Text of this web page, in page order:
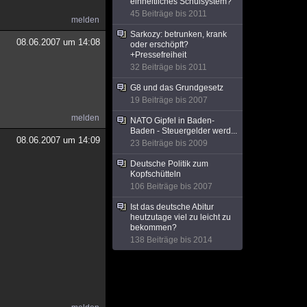
melden
08.06.2007 um 14:08
melden
08.06.2007 um 14:09
45 Beiträge bis 2011
Sarkozy: betrunken, krank
oder erschöpft?
+Pressefreiheit
32 Beiträge bis 2011
G8 und das Grundgesetz
19 Beiträge bis 2007
NATO Gipfel in Baden-
Baden - Steuergelder werd...
23 Beiträge bis 2009
Deutsche Politik zum
Kopfschütteln
106 Beiträge bis 2007
Ist das deutsche Abitur
heutzutage viel zu leicht zu
bekommen?
138 Beiträge bis 2014